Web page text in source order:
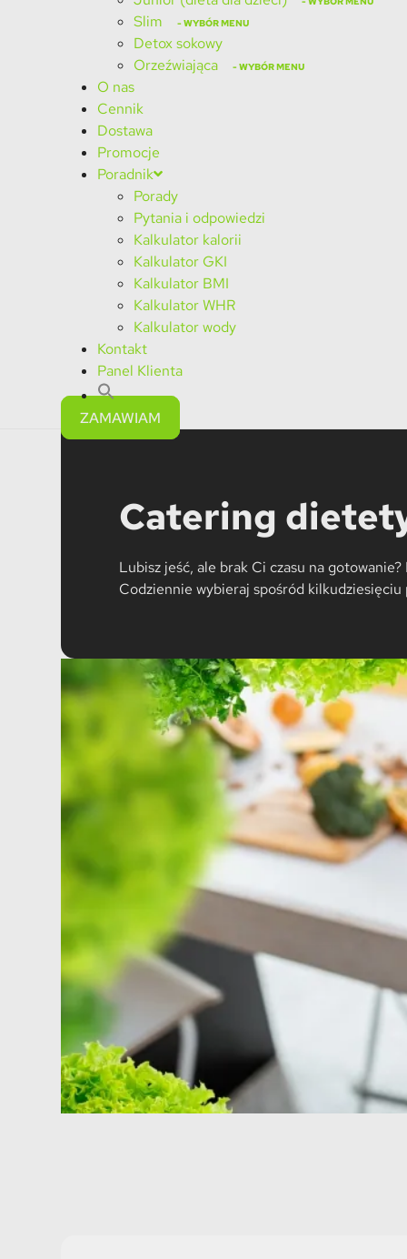
Slim
Detox sokowy
Orzeźwiająca
O nas
Cennik
Dostawa
Promocje
Poradnik
Porady
Pytania i odpowiedzi
Kalkulator kalorii
Kalkulator GKI
Kalkulator BMI
Kalkulator WHR
Kalkulator wody
Kontakt
Panel Klienta
ZAMAWIAM
Catering
Lubisz jeść, ale brak Ci czasu na
Codziennie wybieraj spośród kilkudziesięciu